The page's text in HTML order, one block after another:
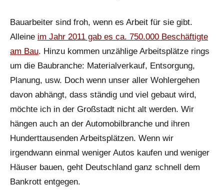
Bauarbeiter sind froh, wenn es Arbeit für sie gibt.
Alleine im Jahr 2011 gab es ca. 750.000 Beschäftigte
am Bau. Hinzu kommen unzählige Arbeitsplätze rings
um die Baubranche: Materialverkauf, Entsorgung,
Planung, usw. Doch wenn unser aller Wohlergehen
davon abhängt, dass ständig und viel gebaut wird,
möchte ich in der Großstadt nicht alt werden. Wir
hängen auch an der Automobilbranche und ihren
Hunderttausenden Arbeitsplätzen. Wenn wir
irgendwann einmal weniger Autos kaufen und weniger
Häuser bauen, geht Deutschland ganz schnell dem
Bankrott entgegen.